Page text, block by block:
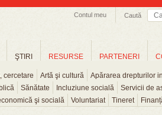
Caută
Contul meu
ŞTIRI
cercetare Artă şi cultură
Apărarea drepturilor
Sănătate Incluziune socială Servicii de
şi socială
Voluntariat Tineret
RESURSE PARTENERI